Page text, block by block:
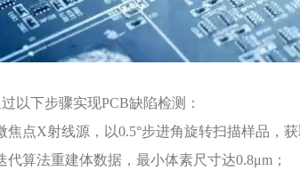
以下步骤实现PCB缺陷检测：
焦点X射线源，以0.5°步进角旋转扫描样品，获
代算法重建体数据，最小体素尺寸达0.8μm；